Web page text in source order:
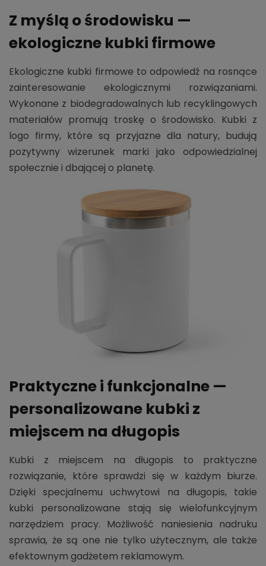
Z myślą o środowisku —
ekologiczne kubki firmowe
Ekologiczne kubki firmowe to odpowiedź na rosnące
zainteresowanie ekologicznymi rozwiązaniami.
Wykonane z biodegradowalnych lub recyklingowych
materiałów promują troskę o środowisko. Kubki z
logo firmy, które są przyjazne dla natury, budują
pozytywny wizerunek marki jako odpowiedzialnej
społecznie i dbającej o planetę.
Praktyczne i funkcjonalne —
personalizowane kubki z
miejscem na długopis
Kubki z miejscem na długopis to praktyczne
rozwiązanie, które sprawdzi się w każdym biurze.
Dzięki specjalnemu uchwytowi na długopis, takie
kubki personalizowane stają się wielofunkcyjnym
narzędziem pracy. Możliwość naniesienia nadruku
sprawia, że są one nie tylko użytecznym, ale także
efektownym gadżetem reklamowym.